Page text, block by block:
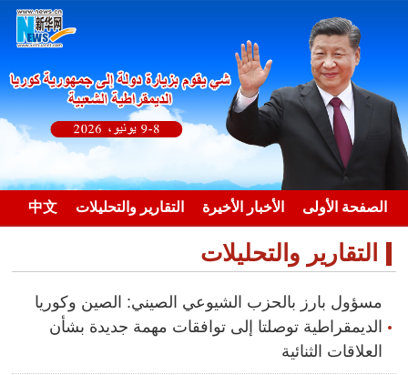
الصفحة الأولى الأخبار الأخيرة التقارير والتحليلات 中文
التقارير والتحليلات
مسؤول بارز بالحزب الشيوعي الصيني: الصين وكوريا
الديمقراطية توصلتا إلى توافقات مهمة جديدة بشأن
العلاقات الثنائية